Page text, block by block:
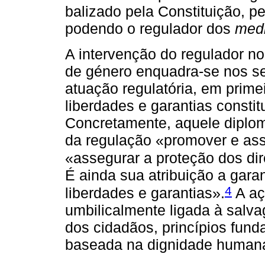
balizado pela Constituição,
podendo o regulador dos
A intervenção do regulador
de género enquadra‑se nos
atuação regulatória, em
liberdades e garantias
Concretamente, aquele
da regulação «promover e
«assegurar a proteção dos
É ainda sua atribuição a
liberdades e garantias».4 A
umbilicalmente ligada à
dos cidadãos, princípios
baseada na dignidade